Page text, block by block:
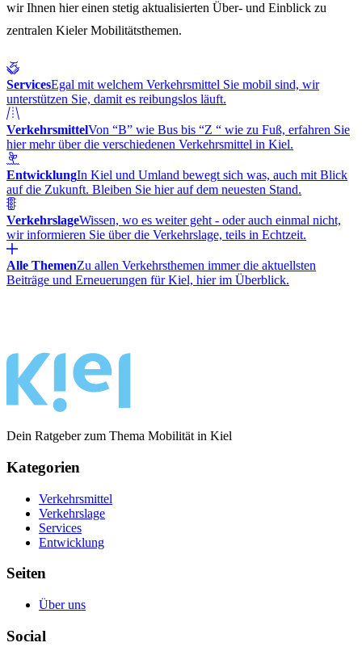
wir Ihnen hier einen stetig aktualisierten Über- und Einblick zu
zentralen Kieler Mobilitätsthemen.
ServicesEgal mit welchem Verkehrsmittel Sie mobil sind, wir
unterstützen Sie, damit es reibungslos läuft.
VerkehrsmittelVon “B” wie Bus bis “Z “ wie zu Fuß, erfahren Sie
hier mehr über die verschiedenen Verkehrsmittel in Kiel.
EntwicklungIn Kiel und Umland bewegt sich was, auch mit Blick
auf die Zukunft. Bleiben Sie hier auf dem neuesten Stand.
VerkehrslageWissen, wo es weiter geht - oder auch einmal nicht,
wir informieren Sie über die Verkehrslage, teils in Echtzeit.
Alle ThemenZu allen Verkehrsthemen immer die aktuellsten
Beiträge und Erneuerungen für Kiel, hier im Überblick.
Dein Ratgeber zum Thema Mobilität in Kiel
Kategorien
Verkehrsmittel
Verkehrslage
Services
Entwicklung
Seiten
Über uns
Social